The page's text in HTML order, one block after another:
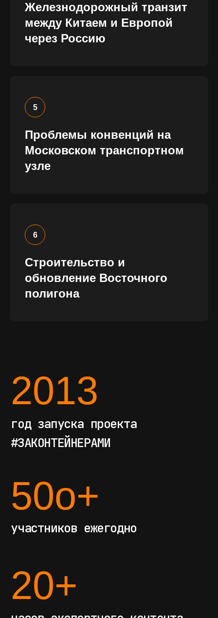
Железнодорожный транзит
между Китаем и Европой
через Россию
Проблемы конвенций на
Московском транспортном
узле
Строительство и
обновление Восточного
полигона
2013
год запуска проекта
50o+
участников ежегодно
20+
программа
мероприятия